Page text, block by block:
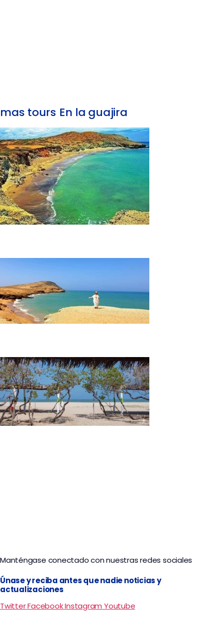
mas tours En la guajira
Manténgase conectado con nuestras redes sociales
Únase y reciba antes que nadie noticias y
actualizaciones
TwitterFacebookInstagram Youtube